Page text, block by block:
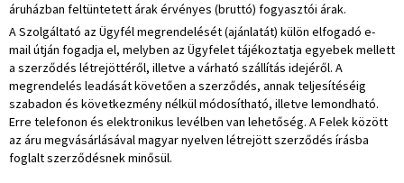
áruházban feltüntetett árak érvényes (bruttó) fogyasztói árak.
A Szolgáltató az Ügyfél megrendelését (ajánlatát) külön elfogadó e-
mail útján fogadja el, melyben az Ügyfelet tájékoztatja egyebek mellett
a szerződés létrejöttéről, illetve a várható szállítás idejéről. A
megrendelés leadását követően a szerződés, annak teljesítéséig
szabadon és következmény nélkül módosítható, illetve lemondható.
Erre telefonon és elektronikus levélben van lehetőség. A Felek között
az áru megvásárlásával magyar nyelven létrejött szerződés írásba
foglalt szerződésnek minősül.